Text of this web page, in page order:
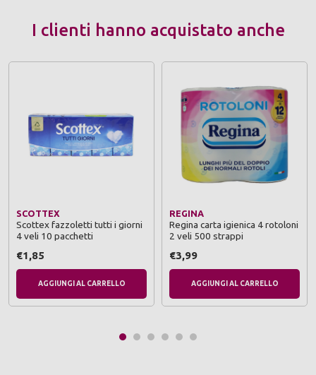
I clienti hanno acquistato anche
SCOTTEX
Scottex fazzoletti tutti i giorni
4 veli 10 pacchetti
€1,85
AGGIUNGI AL CARRELLO
REGINA
Regina carta igienica 4 rotoloni
2 veli 500 strappi
€3,99
AGGIUNGI AL CARRELLO